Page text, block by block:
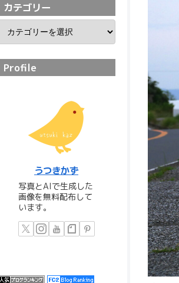
カテゴリー
Profile
うつきかず
写真とAIで生成した
画像を無料配布して
います。